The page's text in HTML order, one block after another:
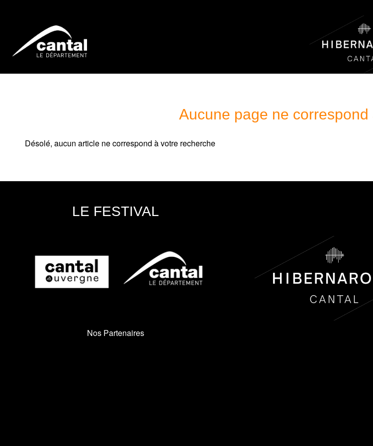
Aucune page ne
Désolé, aucun article ne correspond à votre recherche
LE FESTIVAL
Nos Partenaires